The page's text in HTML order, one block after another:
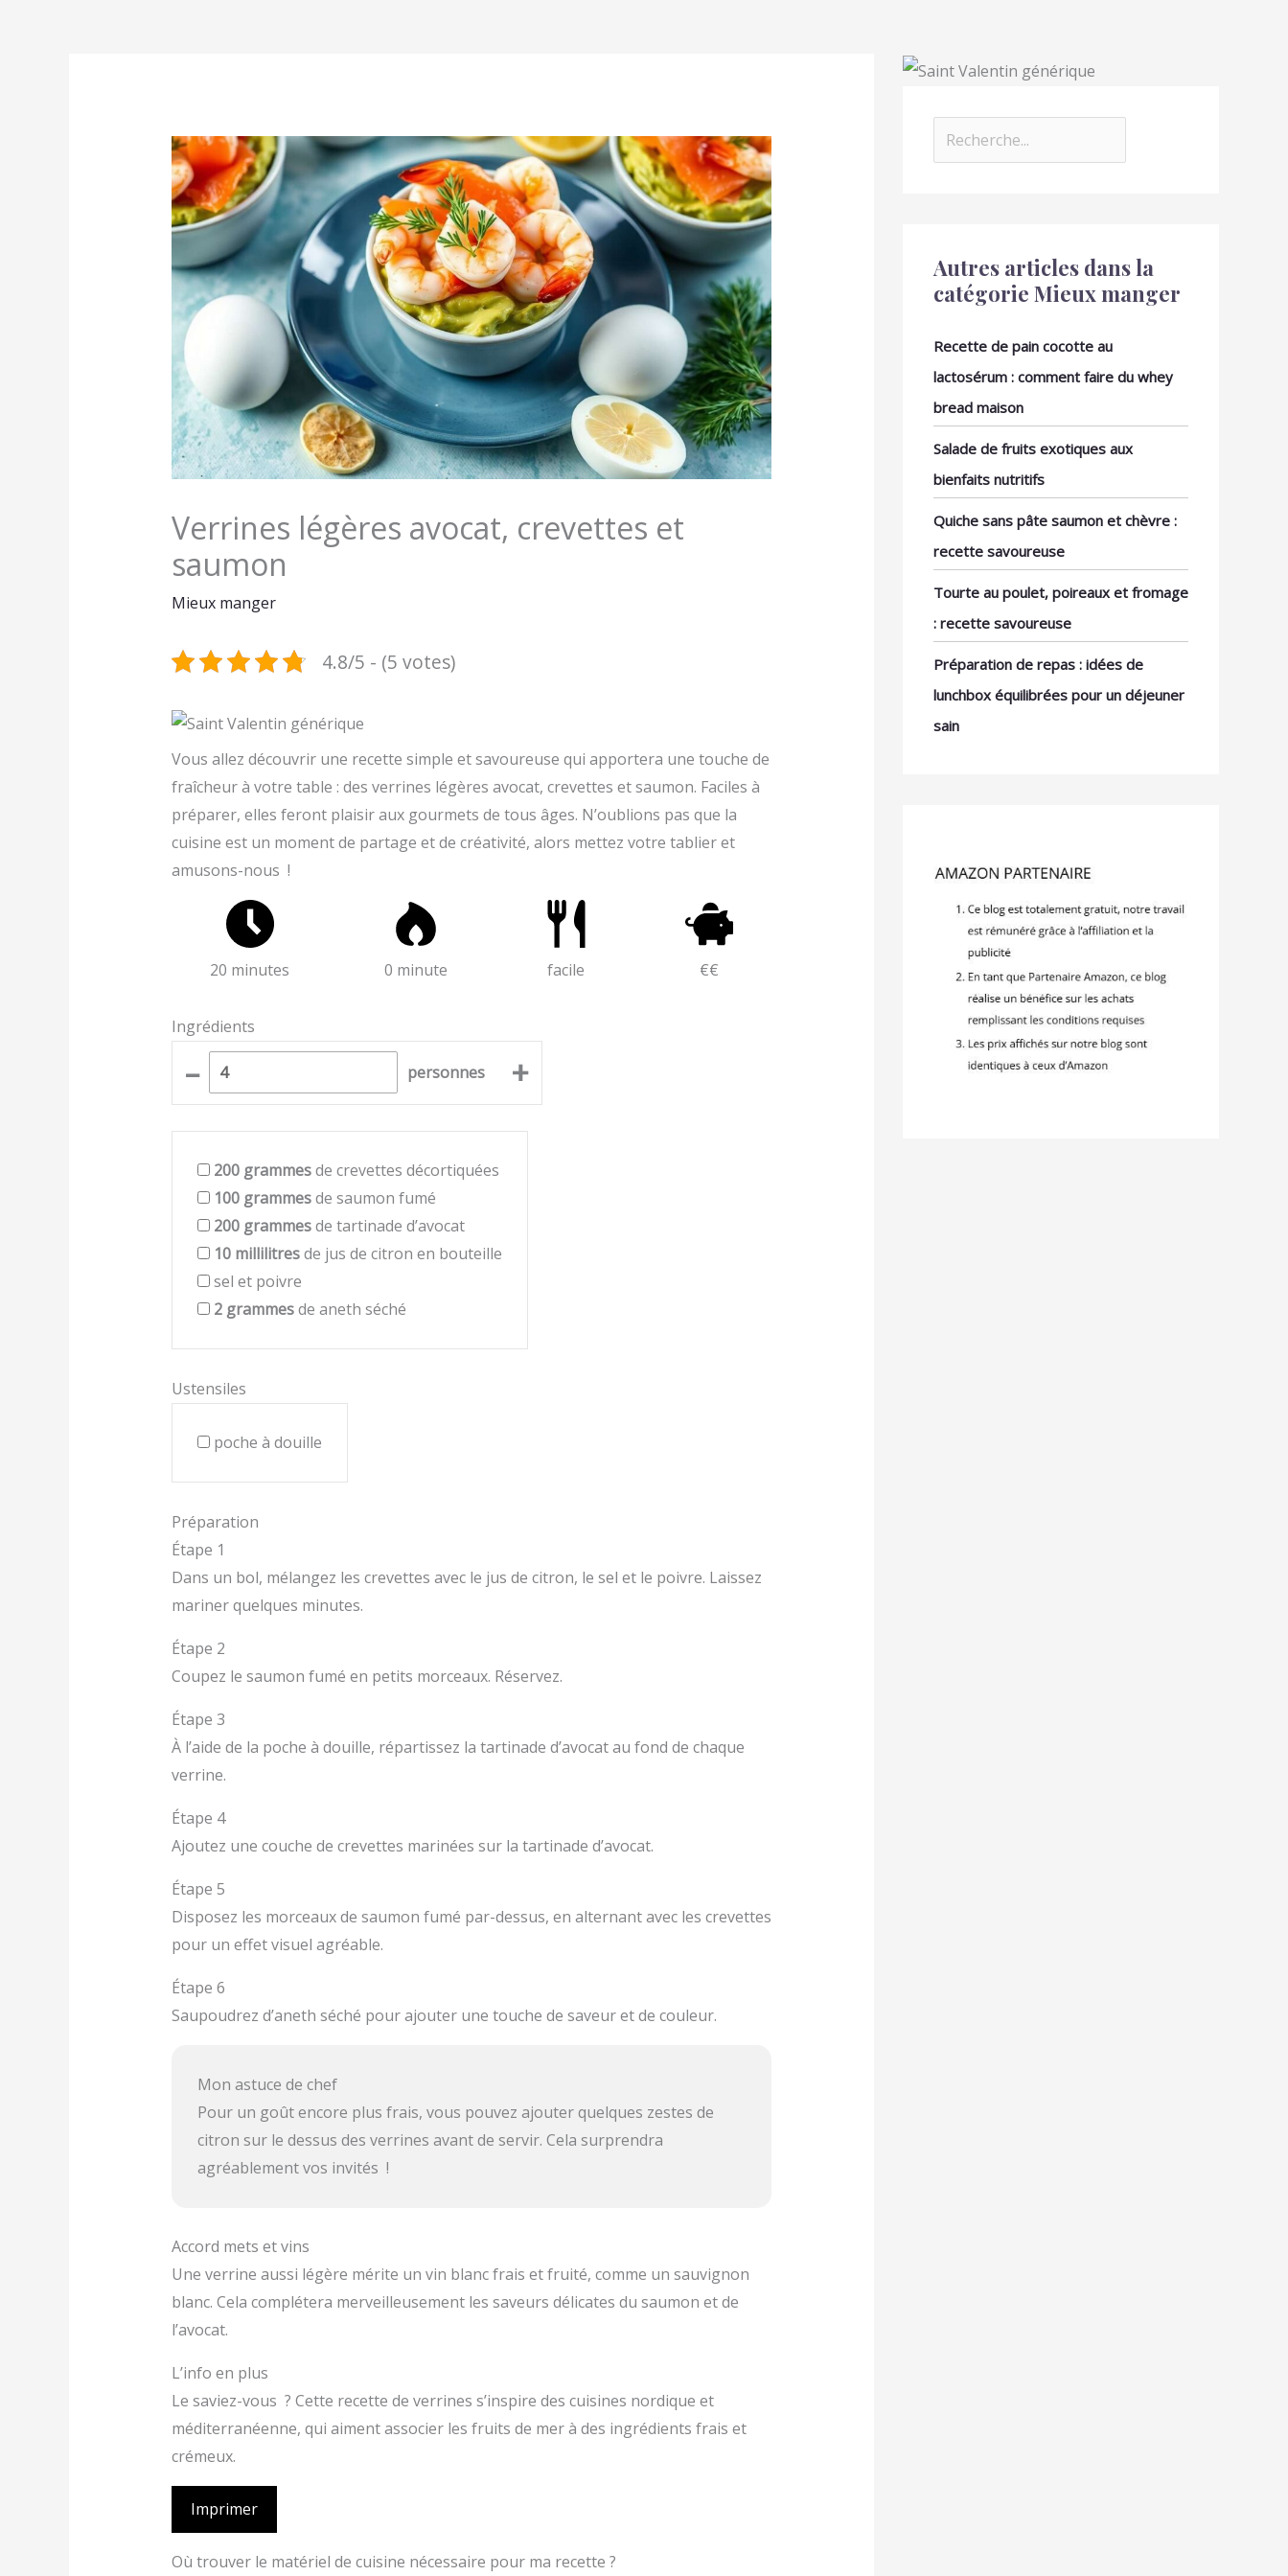
Verrines légères avocat, crevettes et
saumon
Mieux manger
4.8/5 - (5 votes)
Vous allez découvrir une recette simple et savoureuse qui apportera une touche de
fraîcheur à votre table : des verrines légères avocat, crevettes et saumon. Faciles à
préparer, elles feront plaisir aux gourmets de tous âges. N’oublions pas que la
cuisine est un moment de partage et de créativité, alors mettez votre tablier et
amusons-nous !
20 minutes 0 minute facile €€
Ingrédients
– personnes +
200 grammesde crevettes décortiquées
100 grammesde saumon fumé
200 grammesde tartinade d’avocat
10 millilitresde jus de citron en bouteille
sel et poivre
2 grammesde aneth séché
Ustensiles
poche à douille
Préparation
Étape 1
Dans un bol, mélangez les crevettes avec le jus de citron, le sel et le poivre. Laissez
mariner quelques minutes.
Étape 2
Coupez le saumon fumé en petits morceaux. Réservez.
Étape 3
À l’aide de la poche à douille, répartissez la tartinade d’avocat au fond de chaque
verrine.
Étape 4
Ajoutez une couche de crevettes marinées sur la tartinade d’avocat.
Étape 5
Disposez les morceaux de saumon fumé par-dessus, en alternant avec les crevettes
pour un effet visuel agréable.
Étape 6
Saupoudrez d’aneth séché pour ajouter une touche de saveur et de couleur.
Mon astuce de chef
Pour un goût encore plus frais, vous pouvez ajouter quelques zestes de
citron sur le dessus des verrines avant de servir. Cela surprendra
agréablement vos invités !
Accord mets et vins
Une verrine aussi légère mérite un vin blanc frais et fruité, comme un sauvignon
blanc. Cela complétera merveilleusement les saveurs délicates du saumon et de
l’avocat.
L’info en plus
Le saviez-vous ? Cette recette de verrines s’inspire des cuisines nordique et
méditerranéenne, qui aiment associer les fruits de mer à des ingrédients frais et
crémeux.
Imprimer
Où trouver le matériel de cuisine nécessaire pour ma recette ?
Autres articles dans la
catégorie Mieux manger
Recette de pain cocotte au
lactosérum : comment faire du whey
bread maison
Salade de fruits exotiques aux
bienfaits nutritifs
Quiche sans pâte saumon et chèvre :
recette savoureuse
Tourte au poulet, poireaux et fromage
: recette savoureuse
Préparation de repas : idées de
lunchbox équilibrées pour un déjeuner
sain